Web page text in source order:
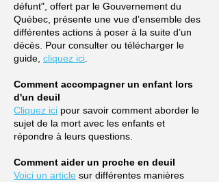
défunt", offert par le Gouvernement du
Québec, présente une vue d’ensemble des
différentes actions à poser à la suite d’un
décès. Pour consulter ou télécharger le
guide, cliquez ici
Comment accompagner un enfant lors
d'un deuil
Cliquez ici pour savoir comment aborder le
sujet de la mort avec les enfants et
répondre à leurs questions.
Comment aider un proche en deuil
Voici un article sur différentes manières